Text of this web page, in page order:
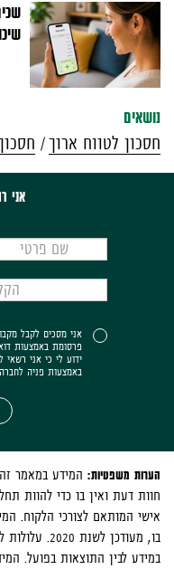
נושאים
חסכון לטווח ארוך
אני
אני מסכים לקבל
פרסומת באמצעות
ידוע לי כי אני
באמצעות פניה
הערות משפטיות: המידע במאמר
חוות דעת ואין בו כדי להוות
אישי המותאם לצורכי הלקוח.
בו, מעודכן
במידע לבין התוצאות בפועל.